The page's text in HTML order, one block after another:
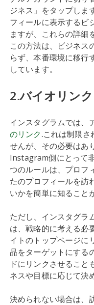
ジネス」をタップしま
フィールに表示するビ
ますが、これらの詳細
この方法は、ビジネス
らず、本番環境に移行
しています。
2.バイオリン
インスタグラムでは、
のリンク.これは制限さ
せんが、その必要はあ
Instagram側にとって
つのルールは、プロフ
たのプロフィールを訪
いかを簡単に知ること
ただし、インスタグラ
は、戦略的に考える必
イトのトップページに
品をターゲットにする
ドにリンクさせること
ネスや目標に応じて決
決められない場合は、